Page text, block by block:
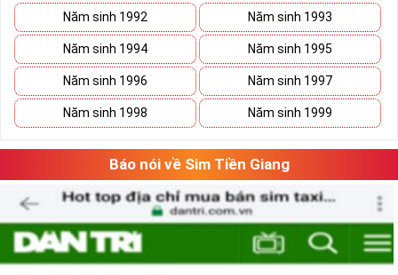
Năm sinh 1992 Năm sinh 1993
Năm sinh 1994 Năm sinh 1995
Năm sinh 1996 Năm sinh 1997
Năm sinh 1998 Năm sinh 1999
Báo nói về Sim Tiền Giang